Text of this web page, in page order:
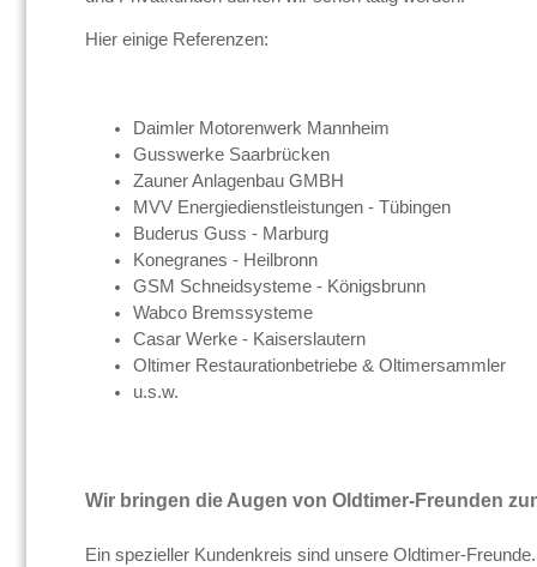
Hier einige Referenzen:
Daimler Motorenwerk Mannheim
Gusswerke Saarbrücken
Zauner Anlagenbau GMBH
MVV Energiedienstleistungen - Tübingen
Buderus Guss - Marburg
Konegranes - Heilbronn
GSM Schneidsysteme - Königsbrunn
Wabco Bremssysteme
Casar Werke - Kaiserslautern
Oltimer Restaurationbetriebe & Oltimersammler
u.s.w.
Wir bringen die Augen von Oldtimer-Freunden
Ein spezieller Kundenkreis sind unsere Oldtimer-Freunde.